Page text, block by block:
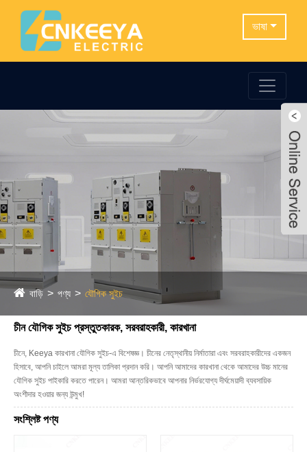
ভাষা
বাড়ি পণ্য যৌগিক সুইচ
চীন যৌগিক সুইচ প্রস্তুতকারক, সরবরাহকারী, কারখানা
চীনে, Keeya কারখানা যৌগিক সুইচ-এ বিশেষজ্ঞ। চীনের নেতৃস্থানীয় নির্মাতারা এবং সরবরাহকারীদের একজন
হিসাবে, আপনি চাইলে আমরা মূল্য তালিকা প্রদান করি। আপনি আমাদের কারখানা থেকে আমাদের উচ্চ মানের
যৌগিক সুইচ পাইকারি করতে পারেন। আমরা আন্তরিকভাবে আপনার নির্ভরযোগ্য দীর্ঘমেয়াদী ব্যবসায়িক
অংশীদার হওয়ার জন্য উন্মুখ!
সংশ্লিষ্ট পণ্য